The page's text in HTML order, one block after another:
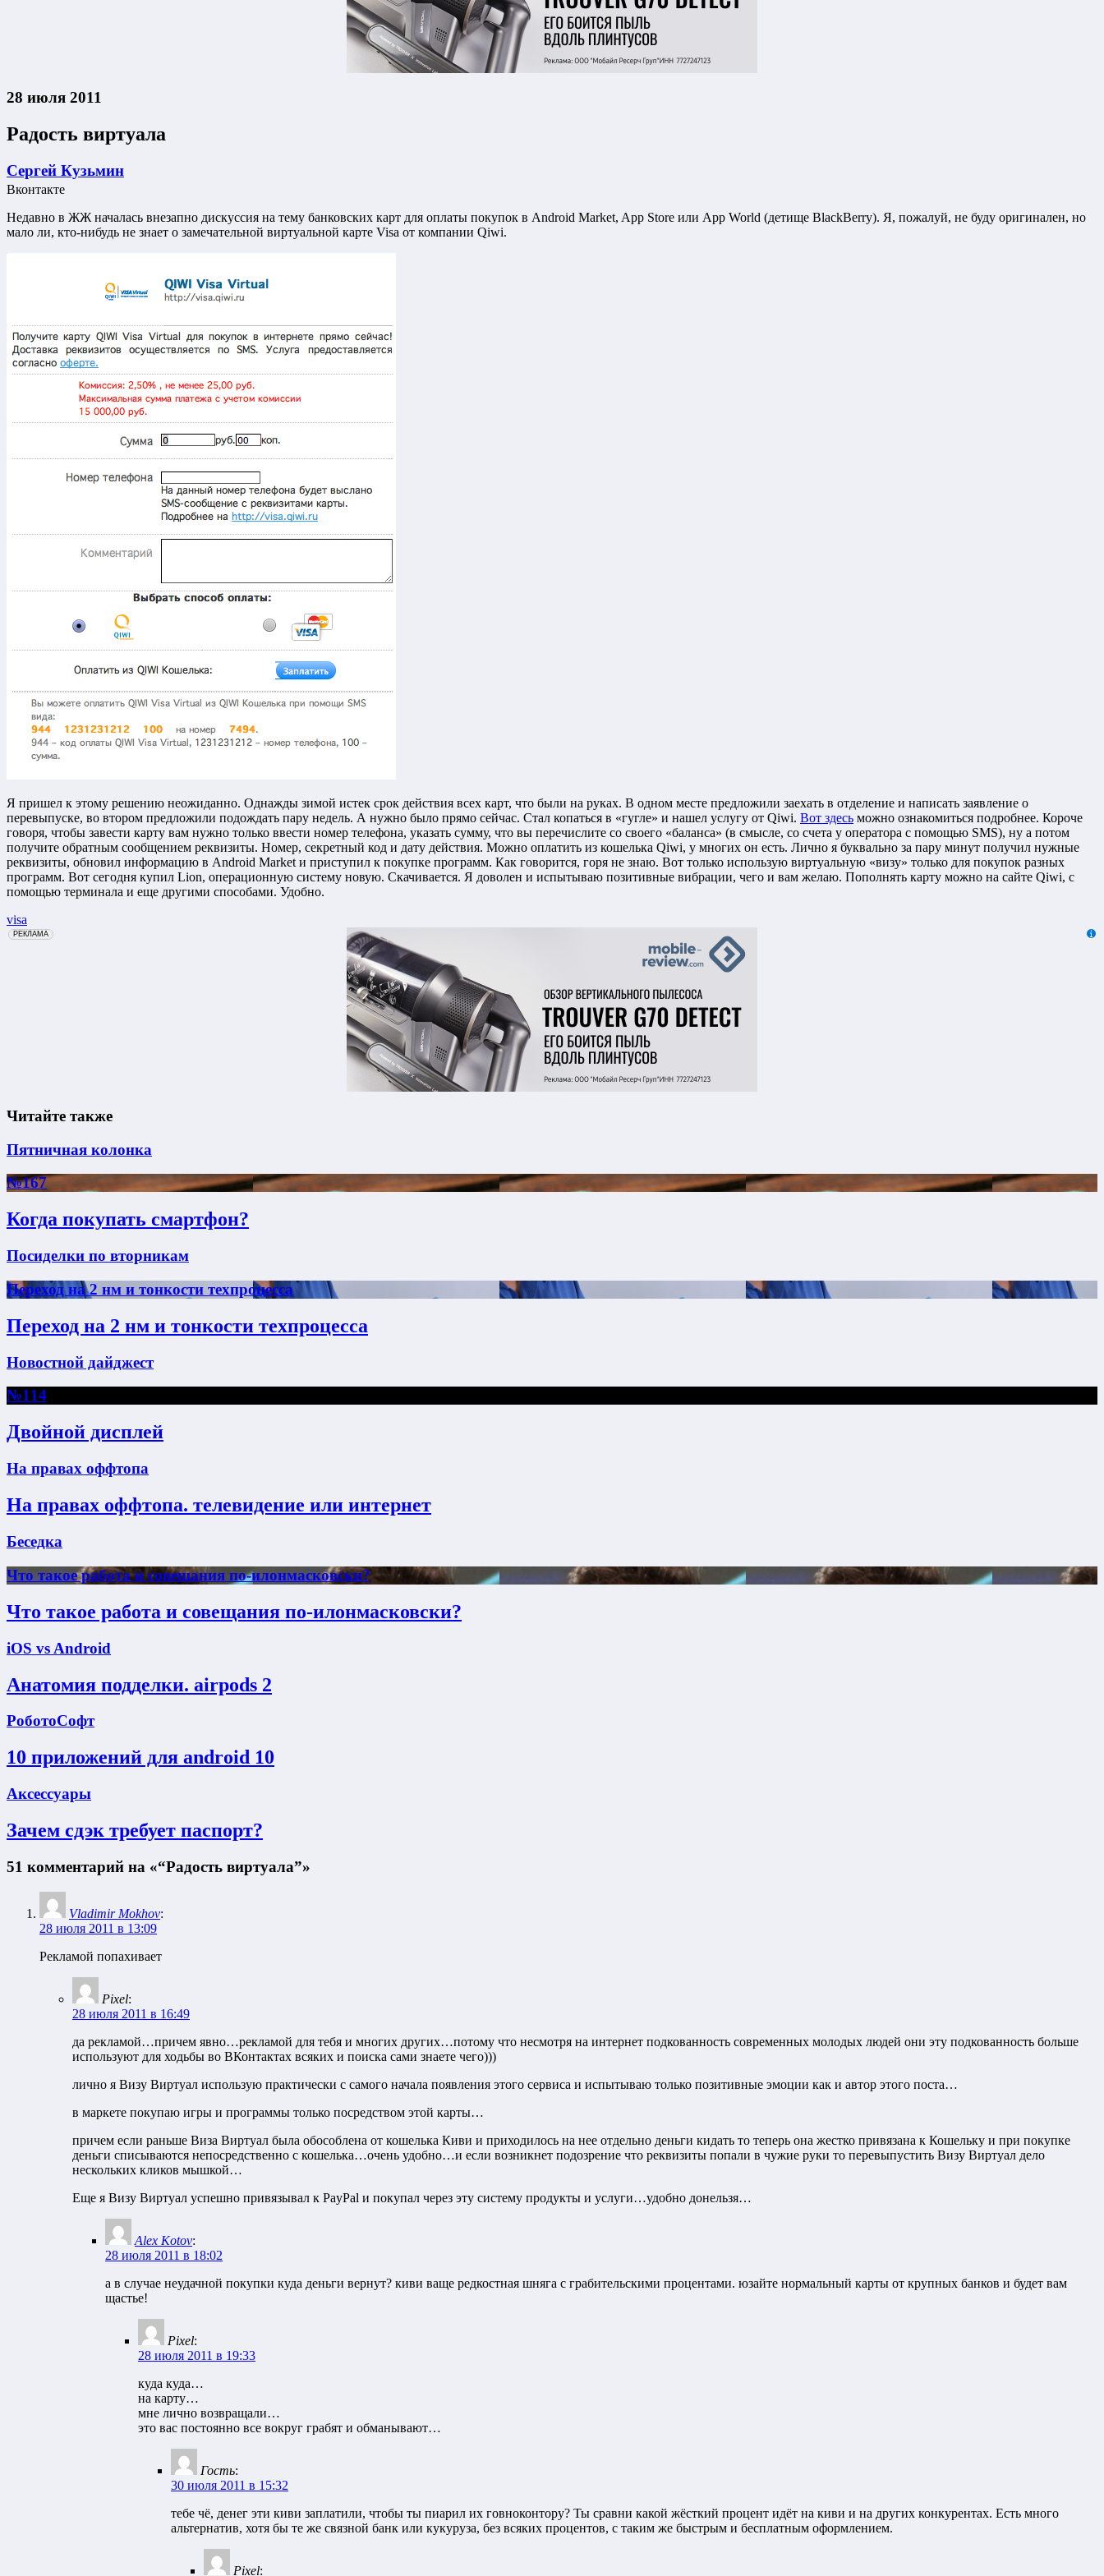
28 июля 2011
Радость виртуала
Сергей Кузьмин
Вконтакте
Недавно в ЖЖ началась внезапно дискуссия на тему банковских карт для оплаты покупок в Android Market, App Store или App World (детище BlackBerry). Я, пожалуй, не буду оригинален, но
мало ли, кто-нибудь не знает о замечательной виртуальной карте Visa от компании Qiwi.
Я пришел к этому решению неожиданно. Однажды зимой истек срок действия всех карт, что были на руках. В одном месте предложили заехать в отделение и написать заявление о
перевыпуске, во втором предложили подождать пару недель. А нужно было прямо сейчас. Стал копаться в «гугле» и нашел услугу от Qiwi. Вот здесь можно ознакомиться подробнее. Короче
говоря, чтобы завести карту вам нужно только ввести номер телефона, указать сумму, что вы перечислите со своего «баланса» (в смысле, со счета у оператора с помощью SMS), ну а потом
получите обратным сообщением реквизиты. Номер, секретный код и дату действия. Можно оплатить из кошелька Qiwi, у многих он есть. Лично я буквально за пару минут получил нужные
реквизиты, обновил информацию в Android Market и приступил к покупке программ. Как говорится, горя не знаю. Вот только использую виртуальную «визу» только для покупок разных
программ. Вот сегодня купил Lion, операционную систему новую. Скачивается. Я доволен и испытываю позитивные вибрации, чего и вам желаю. Пополнять карту можно на сайте Qiwi, с
помощью терминала и еще другими способами. Удобно.
visa
erid: 2VfnxxmNzs5
РЕКЛАМА
Читайте также
Пятничная колонка
№167
Когда покупать смартфон?
Посиделки по вторникам
Переход на 2 нм и тонкости техпроцесса
Переход на 2 нм и тонкости техпроцесса
Новостной дайджест
№114
Двойной дисплей
На правах оффтопа
На правах оффтопа. телевидение или интернет
Беседка
Что такое работа и совещания по-илонмасковски?
Что такое работа и совещания по-илонмасковски?
iOS vs Android
Анатомия подделки. airpods 2
РоботоСофт
10 приложений для android 10
Аксессуары
Зачем сдэк требует паспорт?
51 комментарий на «“Радость виртуала”»
Vladimir Mokhov:
28 июля 2011 в 13:09
Рекламой попахивает
Pixel:
28 июля 2011 в 16:49
да рекламой…причем явно…рекламой для тебя и многих других…потому что несмотря на интернет подкованность современных молодых людей они эту подкованность больше
используют для ходьбы во ВКонтактах всяких и поиска сами знаете чего)))
лично я Визу Виртуал использую практически с самого начала появления этого сервиса и испытываю только позитивные эмоции как и автор этого поста…
в маркете покупаю игры и программы только посредством этой карты…
причем если раньше Виза Виртуал была обособлена от кошелька Киви и приходилось на нее отдельно деньги кидать то теперь она жестко привязана к Кошельку и при покупке
деньги списываются непосредственно с кошелька…очень удобно…и если возникнет подозрение что реквизиты попали в чужие руки то перевыпустить Визу Виртуал дело
нескольких кликов мышкой…
Еще я Визу Виртуал успешно привязывал к PayPal и покупал через эту систему продукты и услуги…удобно донельзя…
Alex Kotov:
28 июля 2011 в 18:02
а в случае неудачной покупки куда деньги вернут? киви ваще редкостная шняга с грабительскими процентами. юзайте нормальный карты от крупных банков и будет вам
щастье!
Pixel:
28 июля 2011 в 19:33
куда куда…
на карту…
мне лично возвращали…
это вас постоянно все вокруг грабят и обманывают…
Гость:
30 июля 2011 в 15:32
тебе чё, денег эти киви заплатили, чтобы ты пиарил их говноконтору? Ты сравни какой жёсткий процент идёт на киви и на других конкурентах. Есть много
альтернатив, хотя бы те же связной банк или кукуруза, без всяких процентов, с таким же быстрым и бесплатным оформлением.
Pixel: